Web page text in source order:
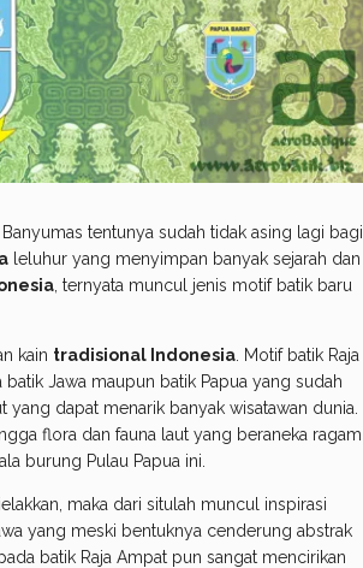
tentunya sudah tidak asing lagi bagi
leluhur yang menyimpan banyak sejarah dan
, ternyata muncul jenis motif batik baru
kain tradisional Indonesia . Motif batik Raja
Jawa maupun batik Papua yang sudah
dapat menarik banyak wisatawan dunia.
flora dan fauna laut yang beraneka ragam
burung Pulau Papua ini.
maka dari situlah muncul inspirasi
yang meski bentuknya cenderung abstrak
batik Raja Ampat pun sangat mencirikan